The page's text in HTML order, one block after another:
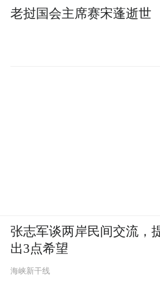
老挝国会主席赛宋蓬逝世
张志军谈两岸民间交流，
出3点希望
海峡新干线